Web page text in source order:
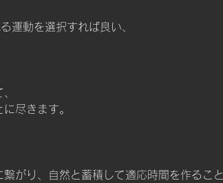
運動を選択すれば良い、
尽きます。
がり、自然と蓄積して適応時間を作ること